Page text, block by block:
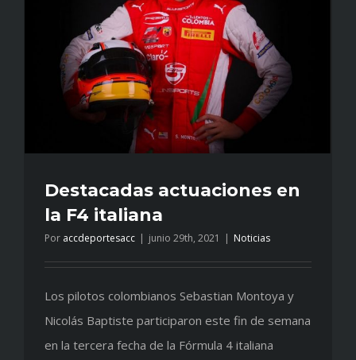
Destacadas actuaciones en
la F4 italiana
Por accdeportesacc | junio 29th, 2021 | Noticias
Los pilotos colombianos Sebastian Montoya y
Nicolás Baptiste participaron este fin de semana
en la tercera fecha de la Fórmula 4 italiana